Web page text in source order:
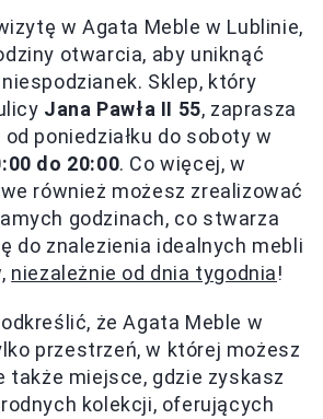
w Agata Meble w Lublinie,
otwarcia, aby uniknąć
Sklep, który
Jana Pawła II 55, zaprasza
poniedziałku do soboty w
do 20:00. Co więcej, w
również możesz zrealizować
godzinach, co stwarza
do znalezienia idealnych mebli
niezależnie od dnia tygodnia!
że Agata Meble w
przestrzeń, w której możesz
także miejsce, gdzie zyskasz
kolekcji, oferujących